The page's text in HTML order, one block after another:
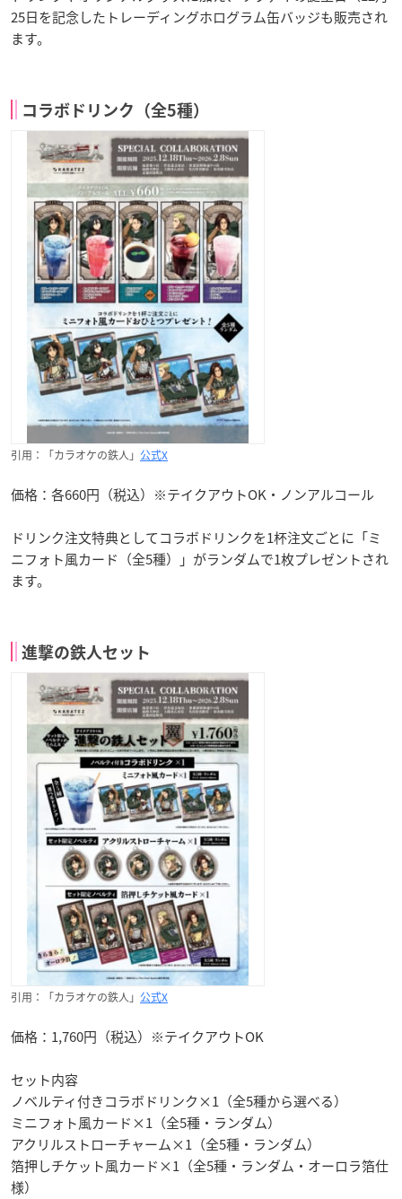
25日を記念したトレーディングホログラム缶バッジも販売され
ます。
コラボドリンク（全5種）
引用：「カラオケの鉄人」 公式X
価格：各660円（税込）※テイクアウトOK・ノンアルコール
ドリンク注文特典としてコラボドリンクを1杯注文ごとに「ミ
ニフォト風カード（全5種）」がランダムで1枚プレゼントされ
ます。
進撃の鉄人セット
引用：「カラオケの鉄人」 公式X
価格：1,760円（税込）※テイクアウトOK
セット内容
ノベルティ付きコラボドリンク×1（全5種から選べる）
ミニフォト風カード×1（全5種・ランダム）
アクリルストローチャーム×1（全5種・ランダム）
箔押しチケット風カード×1（全5種・ランダム・オーロラ箔仕
様）